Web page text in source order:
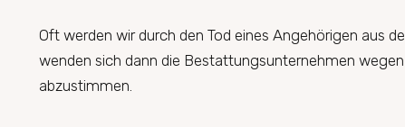
Oft werden wir durch den Tod eines Angehörigen aus
wenden sich dann die Bestattungsunternehmen
abzustimmen.